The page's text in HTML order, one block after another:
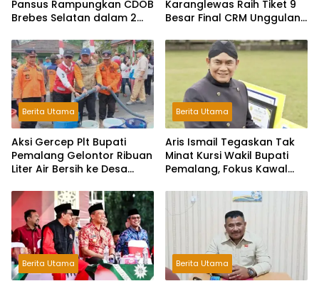
Pansus Rampungkan CDOB
Brebes Selatan dalam 2
Tritura
Karanglewas Raih Tiket 9
Besar Final CRM Unggulan
Berita Utama
Aksi Gercep Plt Bupati
Pemalang Gelontor Ribuan
Liter Air Bersih ke Desa
Berita Utama
Aris Ismail Tegaskan Tak
Minat Kursi Wakil Bupati
Pemalang, Fokus Kawal
Berita Utama Berita Utama